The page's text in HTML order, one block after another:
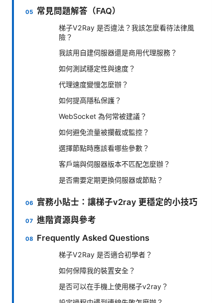
常見問題解答（FAQ）
梯子V2Ray 是否違法？我該怎麼看待法律風
險？
我該用自建伺服器還是商用代理服務？
如何測試穩定性與速度？
代理速度變慢怎麼辦？
如何提高隱私保護？
WebSocket 為何常被建議？
如何避免流量被攔截或監控？
選擇節點時應該看哪些參數？
客戶端與伺服器版本不匹配怎麼辦？
是否需要定期更換伺服器或節點？
實務小貼士：讓梯子v2ray 更穩定的小技巧
進階資源與參考
Frequently Asked Questions
梯子V2Ray 是否適合初學者？
如何保障我的裝置安全？
是否可以在手機上使用梯子v2ray？